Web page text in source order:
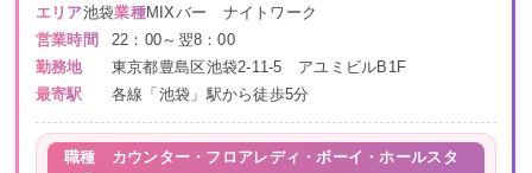
エリア池袋業種MIXバー ナイトワーク
営業時間
22：00～翌8：00
勤務地
東京都豊島区池袋2-11-5 アユミビルB1F
最寄駅
各線「池袋」駅から徒歩5分
職種 カウンター・フロアレディ・ボーイ・ホールスタ